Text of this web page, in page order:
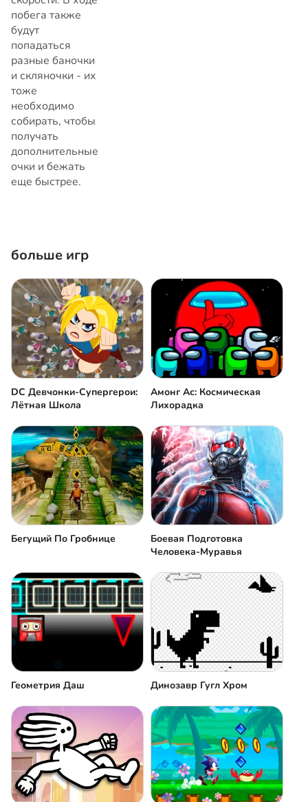
побега также
будут
попадаться
разные баночки
и скляночки - их
тоже
необходимо
собирать, чтобы
получать
дополнительные
очки и бежать
еще быстрее.
больше игр
DC Девчонки-Супергерои:
Лётная Школа
Амонг Ас: Космическая
Лихорадка
Бегущий По Гробнице
Боевая Подготовка
Человека-Муравья
Геометрия Даш Динозавр Гугл Хром